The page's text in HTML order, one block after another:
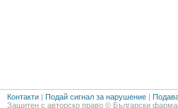
Контакти | Подай сигнал за нарушение |
Защитен с авторско право © Български